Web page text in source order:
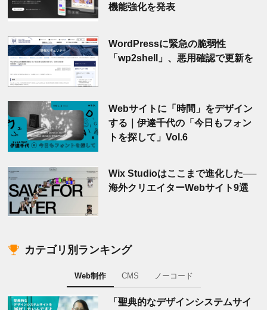
機能強化を発表
WordPressに緊急の脆弱性
「wp2shell」、悪用確認で更新を
Webサイトに「時間」をデザイン
する｜伊達千代の「今日もフォン
トを探して」Vol.6
Wix Studioはここまで進化した──
海外クリエイターWebサイト9選
カテゴリ別ランキング
Web制作 CMS ノーコード
「聖典的なデザインシステムサイ